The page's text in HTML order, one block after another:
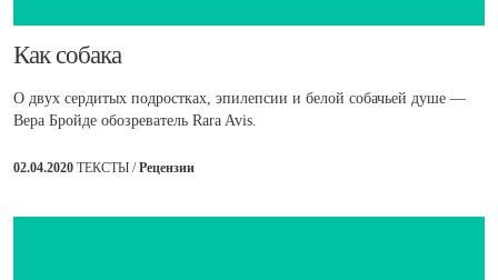
​Как собака
О двух сердитых подростках, эпилепсии и белой собачьей душе —
Вера Бройде обозреватель Rara Avis.
02.04.2020 ТЕКСТЫ /Рецензии